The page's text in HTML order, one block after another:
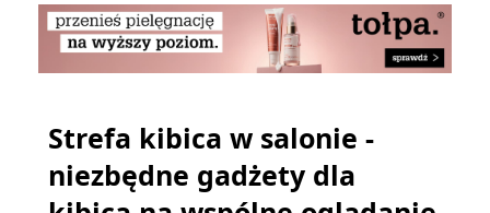
Strefa kibica w salonie -
niezbędne gadżety dla